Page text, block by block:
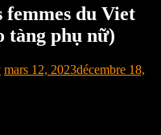
femmes du Viet
tàng phụ nữ)
mars 12, 2023décembre 18,